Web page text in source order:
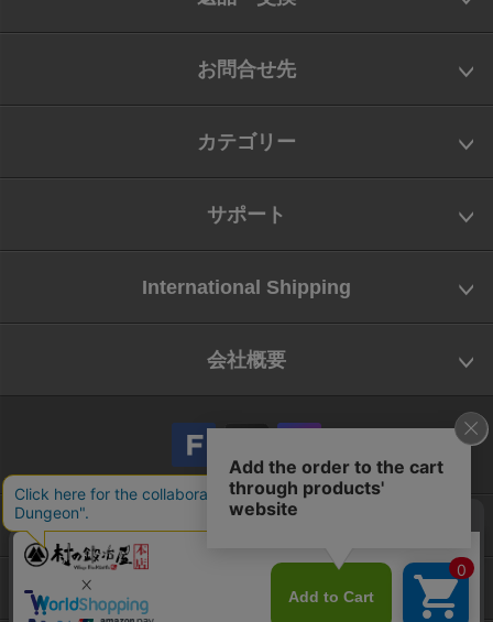
お問合せ先
カテゴリー
サポート
International Shipping
会社概要
会社概要
お問い合わせ